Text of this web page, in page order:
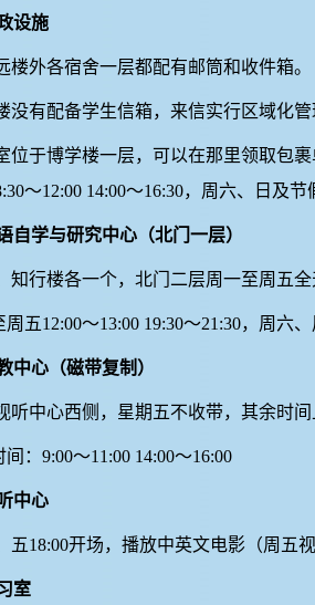
设施
楼外各宿舍一层都配有邮筒和收件箱。
没有配备学生信箱，来信实行区域化
位于博学楼一层，可以在那里领取包
～12:00 14:00～16:30，周六、日及节
自学与研究中心（北门一层）
知行楼各一个，北门二层周一至周五
周五12:00～13:00 19:30～21:30，周六
中心（磁带复制）
听中心西侧，星期五不收带，其余时
： 9:00～11:00 14:00～16:00
中心
五18:00开场，播放中英文电影（周五
室